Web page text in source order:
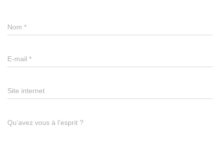
Nom *
E-mail *
Site internet
Qu’avez vous à l’esprit ?